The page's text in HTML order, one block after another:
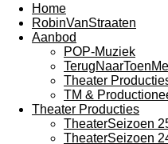
Home
RobinVanStraaten
Aanbod
POP-Muziek
Theater
TM &
Theater Producties
TheaterSeizoen
TheaterSeizoen